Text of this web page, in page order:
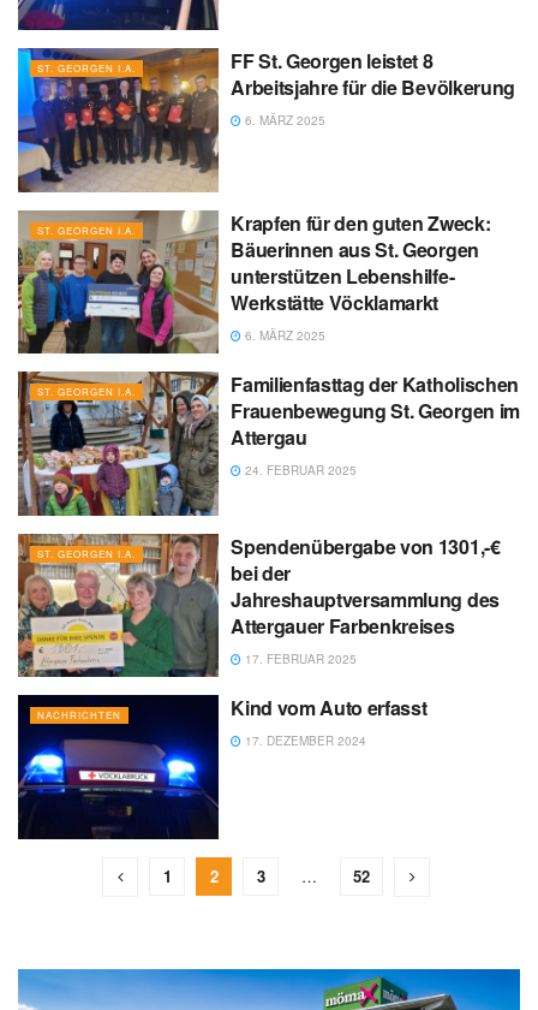
ST. GEORGEN I.A.
FF St. Georgen leistet 8
Arbeitsjahre für die Bevölkerung
6. MÄRZ 2025
ST. GEORGEN I.A.
Krapfen für den guten Zweck:
Bäuerinnen aus St. Georgen
unterstützen Lebenshilfe-
Werkstätte Vöcklamarkt
6. MÄRZ 2025
ST. GEORGEN I.A.
Familienfasttag der Katholischen
Frauenbewegung St. Georgen im
Attergau
24. FEBRUAR 2025
ST. GEORGEN I.A.
Spendenübergabe von 1301,-€
bei der
Jahreshauptversammlung des
Attergauer Farbenkreises
17. FEBRUAR 2025
NACHRICHTEN Kind vom Auto erfasst
17. DEZEMBER 2024
1 2 3 … 52